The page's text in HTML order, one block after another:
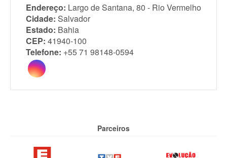
Endereço: Largo de Santana, 80 - Rio Vermelho
Cidade: Salvador
Estado: Bahia
CEP: 41940-100
Telefone: +55 71 98148-0594
Parceiros